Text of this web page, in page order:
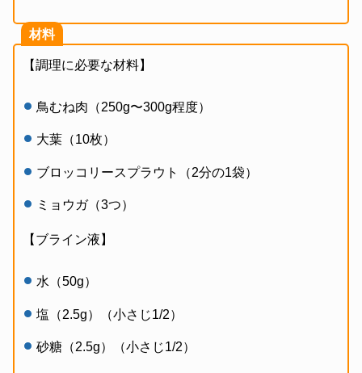
材料
【調理に必要な材料】
鳥むね肉（250g〜300g程度）
大葉（10枚）
ブロッコリースプラウト（2分の1袋）
ミョウガ（3つ）
【ブライン液】
水（50g）
塩（2.5g）（小さじ1/2）
砂糖（2.5g）（小さじ1/2）